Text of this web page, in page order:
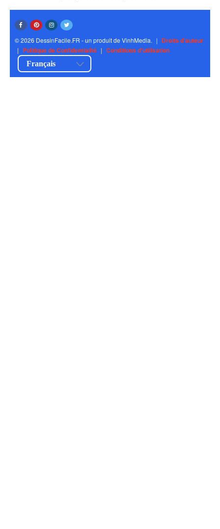
© 2026 DessinFacile.FR - un produit de VinhMedia. | Droits d'auteur
| Politique de Confidentialité | Conditions d'utilisation
Français